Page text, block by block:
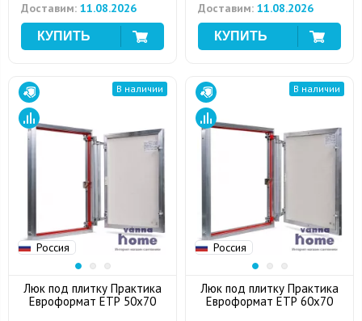
Доставим: 11.08.2026
Доставим: 11.08.2026
Россия
В наличии
Люк под плитку Практика
Евроформат ЕТР 50x70
Россия
В наличии
Люк под плитку Практика
Евроформат ЕТР 60x70